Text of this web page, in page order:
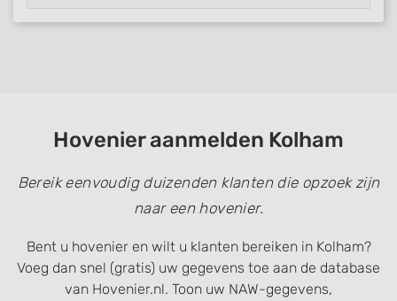
Hovenier aanmelden Kolham
Bereik eenvoudig duizenden klanten die opzoek zijn
naar een hovenier.
Bent u hovenier en wilt u klanten bereiken in Kolham?
Voeg dan snel (gratis) uw gegevens toe aan de database
van Hovenier.nl. Toon uw NAW-gegevens,